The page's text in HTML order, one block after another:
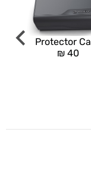
Protector
₪ 40